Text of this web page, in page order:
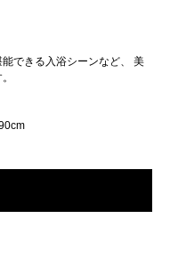
できる入浴シーンなど、 美